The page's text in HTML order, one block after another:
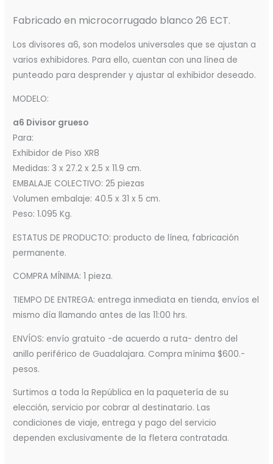
Fabricado en microcorrugado blanco 26 ECT.
Los divisores a6, son modelos universales que se ajustan a
varios exhibidores. Para ello, cuentan con una línea de
punteado para desprender y ajustar al exhibidor deseado.
MODELO:
a6 Divisor grueso
Para:
Exhibidor de Piso XR8
Medidas: 3 x 27.2 x 2.5 x 11.9 cm.
EMBALAJE COLECTIVO: 25 piezas
Volumen embalaje: 40.5 x 31 x 5 cm.
Peso: 1.095 Kg.
ESTATUS DE PRODUCTO: producto de línea, fabricación
permanente.
COMPRA MÍNIMA: 1 pieza.
TIEMPO DE ENTREGA: entrega inmediata en tienda, envíos el
mismo día llamando antes de las 11:00 hrs.
ENVÍOS: envío gratuito -de acuerdo a ruta- dentro del
anillo periférico de Guadalajara. Compra mínima $600.-
pesos.
Surtimos a toda la República en la paquetería de su
elección, servicio por cobrar al destinatario. Las
condiciones de viaje, entrega y pago del servicio
dependen exclusivamente de la fletera contratada.